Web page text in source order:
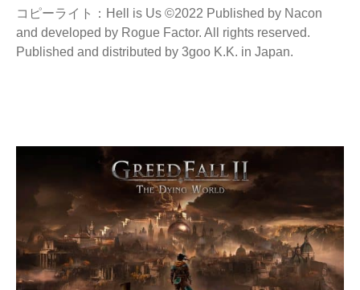
コピーライト：Hell is Us ©2022 Published by Nacon
and developed by Rogue Factor. All rights reserved.
Published and distributed by 3goo K.K. in Japan.